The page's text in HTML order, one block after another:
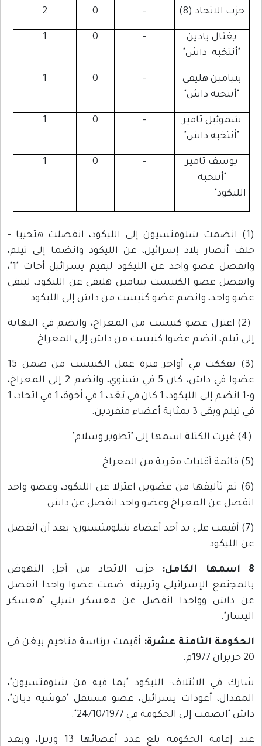
2 0 - حزب الاتحاد (8)
1 0 -
يغئال يادين
"أنتخبه داش"
1 0 -
بنيامين هليفي
"أنتخبه داش"
1 0 -
شموئيل تامير
"أنتخبه داش"
1 0 -
يوسف تامير
"أنتخبه
الليكود"
(1) انضمت شلومتسيون إلى الليكود، انفصلت هتحييا -
حلف أنصار بلاد إسرائيل، عن الليكود وانضما إلى تيلم،
وانفصل عضو واحد عن الليكود ليقيم يسرائيل أحات "1"،
وانفصل عضو الكنيست بنيامين هليفي عن الليكود، ليبقي
عضو واحد، وانضم عضو كنيست من داش إلى الليكود.
(2) اعتزل عضو كنيست من المعراخ، وانضم في النهاية
إلى تيلم، انضم عضوا كنيست من داش إلى المعراخ.
(3) تفككت في أواخر فترة عمل الكنيست من ضمن 15
عضوا في داش، كان 5 في شينوي، وانضم 2 إلى المعراخ،
و-1 انضم إلى الليكود، 1 كان في يَعَد، 1 في أخوة، 1 في اتحاد، 1
في تيلم وبقى 3 بمثابة أعضاء منفردين.
(4) غيرت الكتلة اسمها إلى "تطوير وسلام".
(5) قائمة أقليات مقربة من المعراخ
(6) تم تأليفها من عضوين اعتزلا عن الليكود، وعضو واحد
انفصل عن المعراخ وعضو واحد انفصل عن داش.
(7) أقيمت على يد أحد أعضاء شلومتسيون؛ بعد أن انفصل
عن الليكود
8 اسمها الكامل:
حزب الاتحاد من أجل النهوض
بالمجتمع الإسرائيلي وتربيته. ضمت عضوا واحدا انفصل
عن داش وواحدا انفصل عن معسكر شيلي "معسكر
اليسار".
الحكومة الثامنة عشرة: أقيمت برئاسة مناحيم بيغن في
20 حزيران 1977م.
شارك في الائتلاف: الليكود "بما فيه من شلومتسيون"،
المفدال، أغودات يسرائيل، عضو مستقل "موشيه ديان"،
داش "انضمت إلى الحكومة في 24/10/1977".
عند إقامة الحكومة بلغ عدد أعضائها 13 وزيرا، وبعد